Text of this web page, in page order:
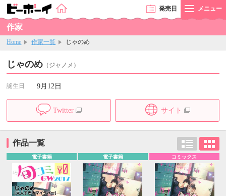
発売日 メニュー
作家
Home 作家一覧 じゃのめ
じゃのめ （ジャノメ）
誕生日 9月12日
Twitter サイト
作品一覧
電子書籍 電子書籍 コミックス